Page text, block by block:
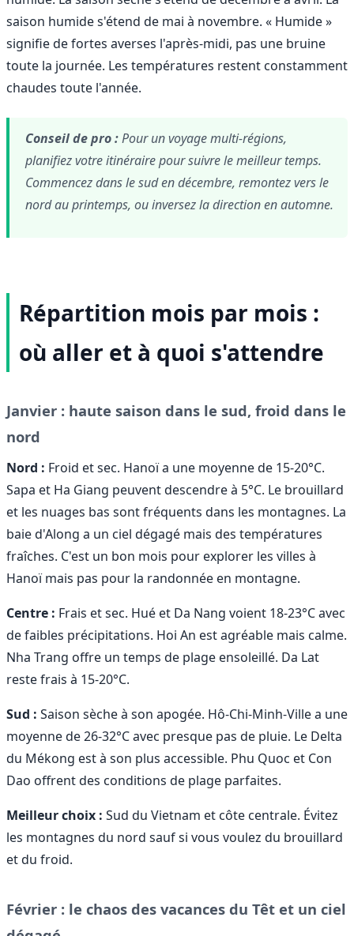
saison humide s'étend de mai à novembre. « Humide »
signifie de fortes averses l'après-midi, pas une bruine
toute la journée. Les températures restent constamment
chaudes toute l'année.
Conseil de pro :Pour un voyage multi-régions,
planifiez votre itinéraire pour suivre le meilleur temps.
Commencez dans le sud en décembre, remontez vers le
nord au printemps, ou inversez la direction en automne.
Répartition mois par mois :
où aller et à quoi s'attendre
Janvier : haute saison dans le sud, froid dans le
nord
Nord : Froid et sec. Hanoï a une moyenne de 15-20°C.
Sapa et Ha Giang peuvent descendre à 5°C. Le brouillard
et les nuages bas sont fréquents dans les montagnes. La
baie d'Along a un ciel dégagé mais des températures
fraîches. C'est un bon mois pour explorer les villes à
Hanoï mais pas pour la randonnée en montagne.
Centre : Frais et sec. Hué et Da Nang voient 18-23°C avec
de faibles précipitations. Hoi An est agréable mais calme.
Nha Trang offre un temps de plage ensoleillé. Da Lat
reste frais à 15-20°C.
Sud : Saison sèche à son apogée. Hô-Chi-Minh-Ville a une
moyenne de 26-32°C avec presque pas de pluie. Le Delta
du Mékong est à son plus accessible. Phu Quoc et Con
Dao offrent des conditions de plage parfaites.
Meilleur choix : Sud du Vietnam et côte centrale. Évitez
les montagnes du nord sauf si vous voulez du brouillard
et du froid.
Février : le chaos des vacances du Têt et un ciel